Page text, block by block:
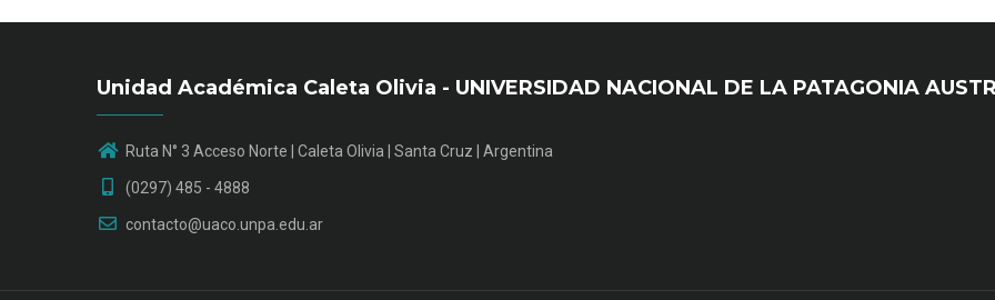
Unidad Académica Caleta Olivia - UNIVERSIDAD NACIONAL DE LA PATAGONIA
Ruta N° 3 Acceso Norte | Caleta Olivia | Santa Cruz | Argentina
(0297) 485 - 4888
contacto@uaco.unpa.edu.ar